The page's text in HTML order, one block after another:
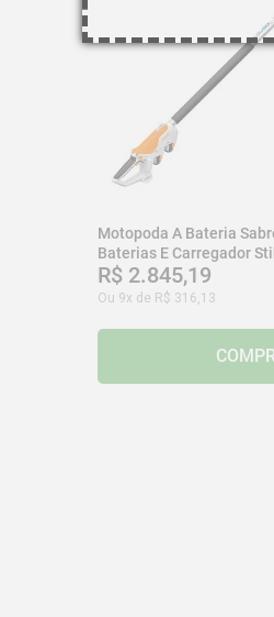
Motopoda A Bateria
Baterias E Carregador
R$ 2.845,19
Ou 9x de R$ 316,13